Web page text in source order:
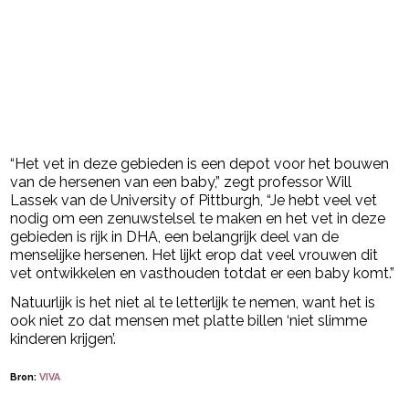
“Het vet in deze gebieden is een depot voor het bouwen
van de hersenen van een baby,” zegt professor Will
Lassek van de University of Pittburgh, “Je hebt veel vet
nodig om een zenuwstelsel te maken en het vet in deze
gebieden is rijk in DHA, een belangrijk deel van de
menselijke hersenen. Het lijkt erop dat veel vrouwen dit
vet ontwikkelen en vasthouden totdat er een baby komt.”
Natuurlijk is het niet al te letterlijk te nemen, want het is
ook niet zo dat mensen met platte billen ‘niet slimme
kinderen krijgen’.
Bron:VIVA